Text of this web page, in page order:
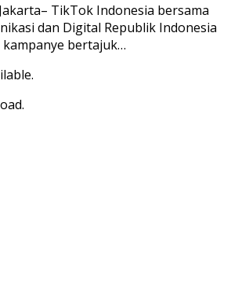
TikTok Indonesia bersama
dan Digital Republik Indonesia
bertajuk…